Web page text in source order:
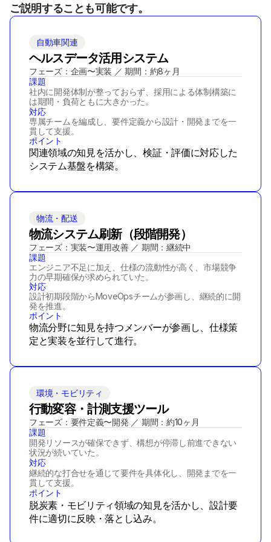
ご説明することも可能です。
自動車関連
ヘルスデータ活用システム
フェーズ：企画〜実装 ／ 期間：約8ヶ月
課題
社内に開発体制が整っておらず、採用による体制構築に
は期間・負荷ともに大きかった。
対応
専属チームを編成し、要件定義から設計・開発までを一
貫して支援。
ポイント
関連領域の知見を活かし、検証・評価に対応した
システム基盤を構築。
物流・配送
物流システム刷新（段階開発）
フェーズ：実装〜運用改善 ／ 期間：継続中
課題
エンジニア不足に加え、仕様の流動性が高く、市場競争
力の早期確保が求められていた。
対応
設計初期段階からMoveOpsチームが参画し、継続的に開
発を推進。
ポイント
物流分野に知見を持つメンバーが参画し、仕様策
定と実装を並行して進行。
環境・モビリティ
行動変容・計測支援ツール
フェーズ：要件定義〜開発 ／ 期間：約10ヶ月
課題
開発リソースが確保できず、構想が停滞し前進できない
状況が続いていた。
対応
継続的な打合せを通じて要件を具体化し、開発までを一
貫して支援。
ポイント
脱炭素・モビリティ領域の知見を活かし、設計要
件に適切に反映・落とし込み。